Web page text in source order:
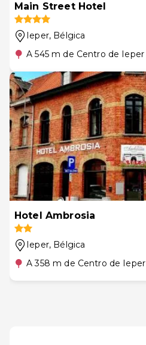
Main Street Hotel
Ieper, Bélgica
A 545 m de Centro de Ieper
Hotel Ambrosia
Ieper, Bélgica
A 358 m de Centro de Ieper